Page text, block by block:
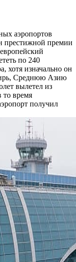
аэропортов
престижной премии
по 240
хотя изначально он
Среднюю Азию
вылетел из
то время
получил